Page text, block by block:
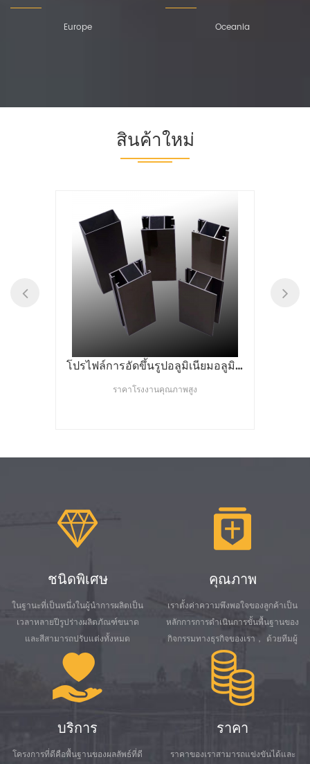
Europe Oceania
สินค้าใหม่
โปรไฟล์การอัดขึ้นรูปอลูมิเนียมอลูมิเนียมแชมเปญ 6063 ด้วยราคาโรงงานคุณภาพสูง
ราคาโรงงานคุณภาพสูง
ชนิดพิเศษ
ในฐานะที่เป็นหนึ่งในผู้นำการผลิตเป็น
เวลาหลายปีรูปร่างผลิตภัณฑ์ขนาด
และสีสามารถปรับแต่งทั้งหมด
คุณภาพ
เราตั้งค่าความพึงพอใจของลูกค้าเป็น
หลักการการดำเนินการขั้นพื้นฐานของ
กิจกรรมทางธุรกิจของเรา， ด้วยทีมผู้
ผลิตและทีมงานด้านเทคนิคของตัวเอง
รับประกันคุณภาพของผลิตภัณฑ์ได้
อย่างมีประสิทธิภาพ。 1. เราปฏิบัติ
ตามกฎหมายและข้อบังคับที่บังคับใช้
ทั้งหมดปฏิบัติตามข้อกำหนดของ
ประสิทธิภาพของระบบควบคุม
บริการ
โครงการที่ดีคือพื้นฐานของผลลัพธ์ที่ดี
ราคา
ราคาของเราสามารถแข่งขันได้และ